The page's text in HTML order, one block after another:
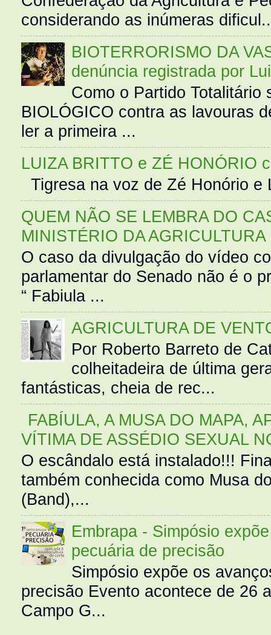
considerando as inúmeras
BIOTERRORISMO DA
denúncia registrada por
Como o Partido Totalitário
BIOLÓGICO contra as lavouras
ler a primeira ...
LUIZA BRITTO e ZÉ HONÓRIO
Tigresa na voz de Zé Honório
QUEM NÃO SE LEMBRA DO
MINISTÉRIO DA AGRICULTURA
O caso da divulgação do vídeo
parlamentar do Senado não é o
“ Fabiula ...
AGRICULTURA DE
Por Roberto Barreto de
colheitadeira de última
fantásticas, cheia de rec...
FABÍULA, A MUSA DO MAPA,
VÍTIMA DE ASSÉDIO SEXUAL
O escândalo está instalado!!!
também conhecida como Musa
(Band),...
Embrapa - Simpósio
pecuária de precisão
Simpósio expõe os
precisão Evento acontece de 26
Campo G...